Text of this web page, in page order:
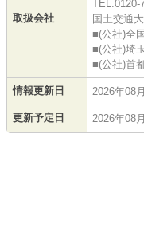
取扱会社
国土交通
■(公社)全
■(公社)埼
■(公社)首
情報更新日 2026年08
更新予定日 2026年08